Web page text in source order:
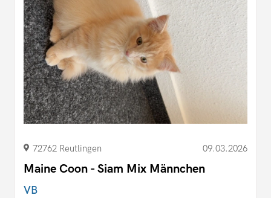
72762 Reutlingen 09.03.2026
Maine Coon - Siam Mix Männchen
VB